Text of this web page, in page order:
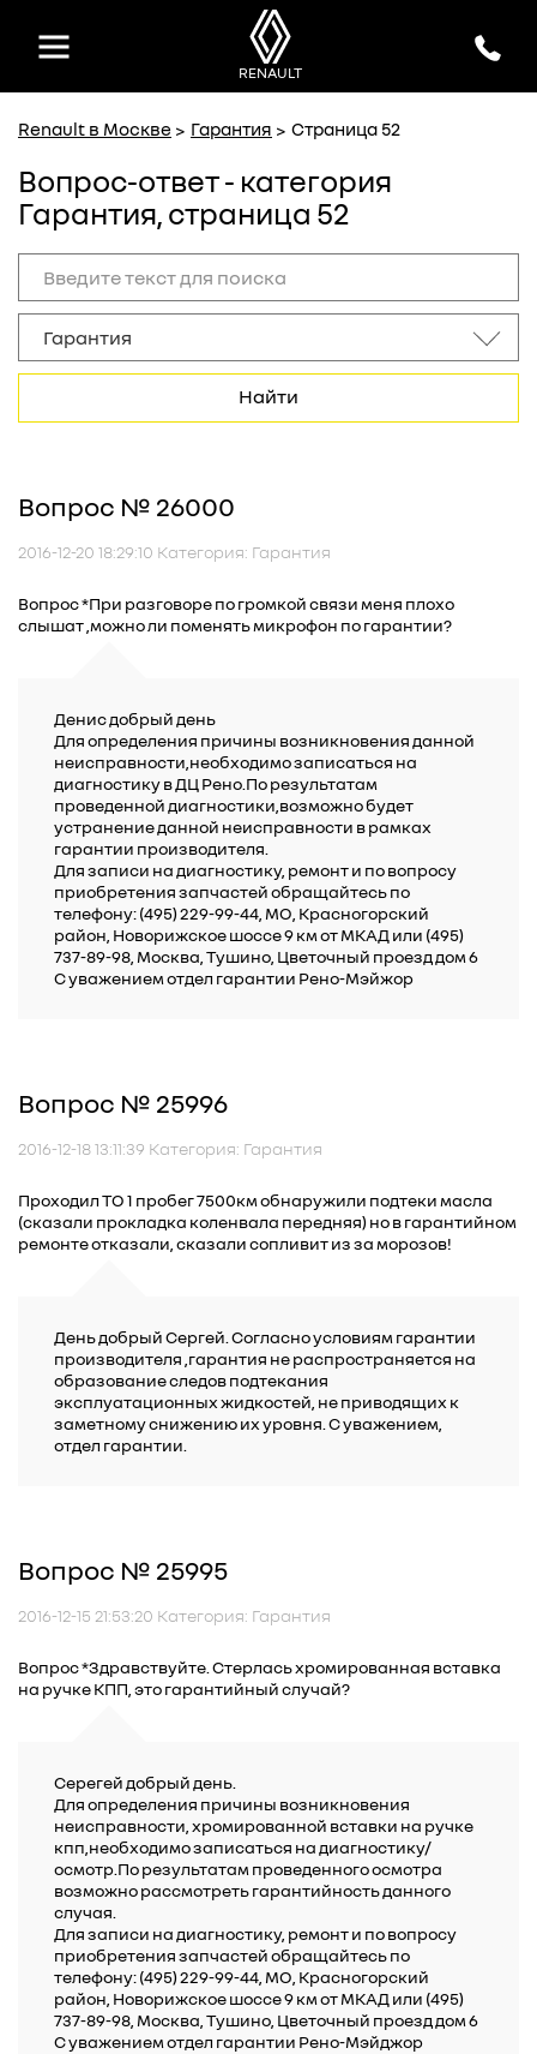
официальный дилер Renault
официальный дилер Renault
RENAULT
Renault в Москве Гарантия Страница 52
Вопрос-ответ - категория
Гарантия, страница 52
Найти
Вопрос № 26000
2016-12-20 18:29:10 Категория: Гарантия
Вопрос *При разговоре по громкой связи меня плохо
слышат ,можно ли поменять микрофон по гарантии?
Денис добрый день
Для определения причины возникновения данной
неисправности,необходимо записаться на
диагностику в ДЦ Рено.По результатам
проведенной диагностики,возможно будет
устранение данной неисправности в рамках
гарантии производителя.
Для записи на диагностику, ремонт и по вопросу
приобретения запчастей обращайтесь по
телефону: (495) 229-99-44, МО, Красногорский
район, Новорижское шоссе 9 км от МКАД или (495)
737-89-98, Москва, Тушино, Цветочный проезд дом 6
С уважением отдел гарантии Рено-Мэйжор
Вопрос № 25996
2016-12-18 13:11:39 Категория: Гарантия
Проходил ТО 1 пробег 7500км обнаружили подтеки масла
(сказали прокладка коленвала передняя) но в гарантийном
ремонте отказали, сказали сопливит из за морозов!
День добрый Сергей. Согласно условиям гарантии
производителя ,гарантия не распространяется на
образование следов подтекания
эксплуатационных жидкостей, не приводящих к
заметному снижению их уровня. С уважением,
отдел гарантии.
Вопрос № 25995
2016-12-15 21:53:20 Категория: Гарантия
Вопрос *Здравствуйте. Стерлась хромированная вставка
на ручке КПП, это гарантийный случай?
Cерегей добрый день.
Для определения причины возникновения
неисправности, хромированной вставки на ручке
кпп,необходимо записаться на диагностику/
осмотр.По результатам проведенного осмотра
возможно рассмотреть гарантийность данного
случая.
Для записи на диагностику, ремонт и по вопросу
приобретения запчастей обращайтесь по
телефону: (495) 229-99-44, МО, Красногорский
район, Новорижское шоссе 9 км от МКАД или (495)
737-89-98, Москва, Тушино, Цветочный проезд дом 6
С уважением отдел гарантии Рено-Мэйджор